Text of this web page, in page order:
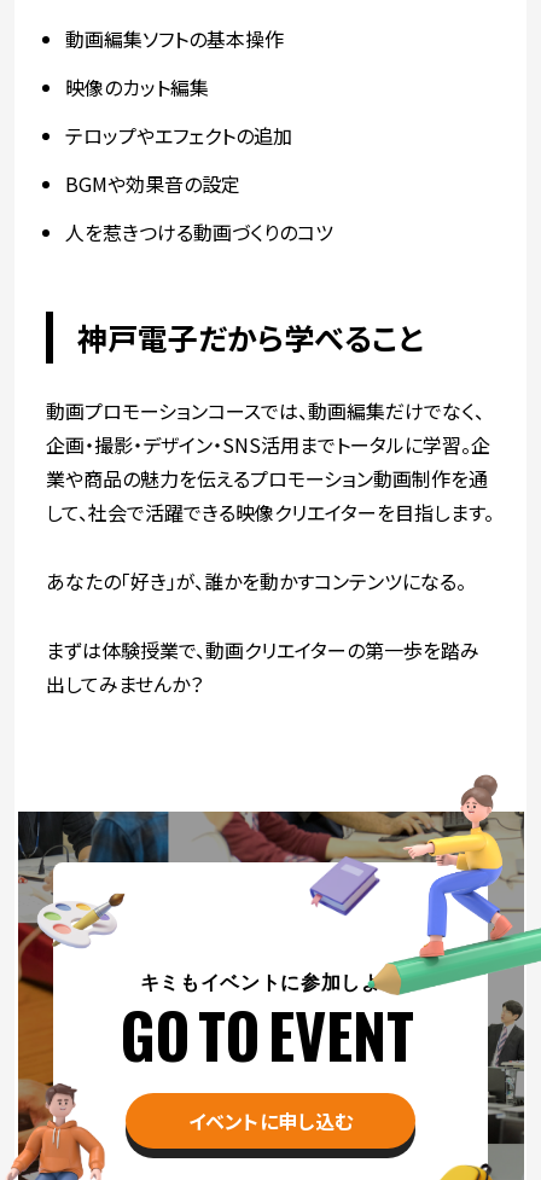
動画編集ソフトの基本操作
映像のカット編集
テロップやエフェクトの追加
BGMや効果音の設定
人を惹きつける動画づくりのコツ
神戸電子だから学べること
動画プロモーションコースでは、動画編集だけでなく、
企画・撮影・デザイン・SNS活用までトータルに学習。企
業や商品の魅力を伝えるプロモーション動画制作を通
して、社会で活躍できる映像クリエイターを目指します。
あなたの「好き」が、誰かを動かすコンテンツになる。
まずは体験授業で、動画クリエイターの第一歩を踏み
出してみませんか？
キミもイベントに参加しよう
GO TO EVENT
イベントに申し込む